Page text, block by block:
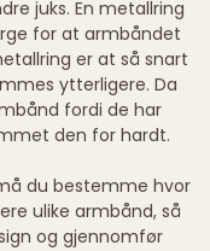
juks. En metallring
for at armbåndet
er at så snart
ytterligere. Da
fordi de har
den for hardt.
du bestemme hvor
ulike armbånd, så
og gjennomfør